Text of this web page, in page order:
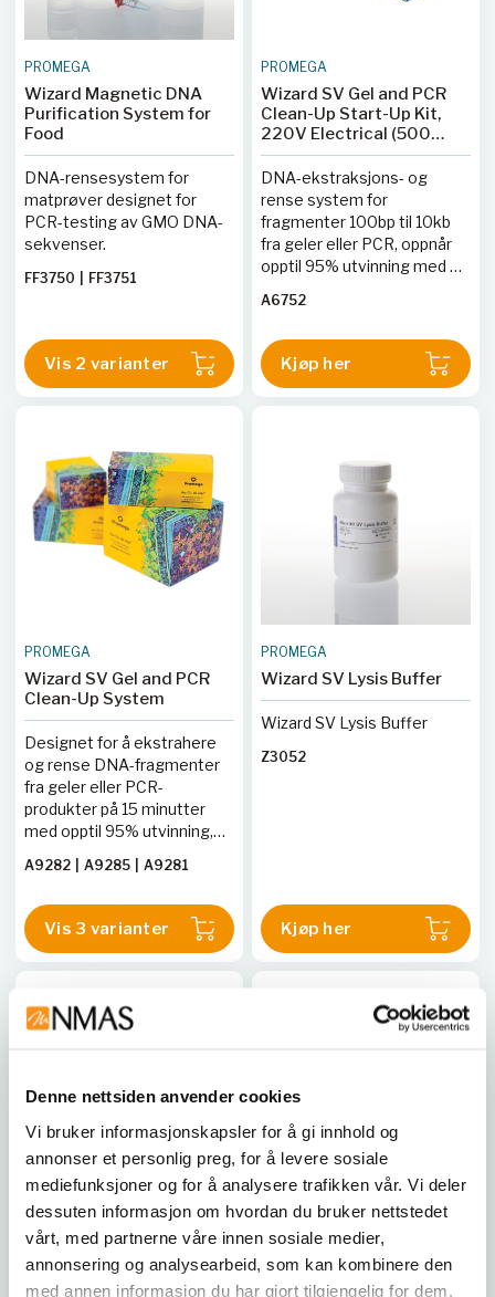
Denne nettsiden anvender cookies
Vi bruker informasjonskapsler for å gi innhold og
annonser et personlig preg, for å levere sosiale
mediefunksjoner og for å analysere trafikken vår. Vi deler
dessuten informasjon om hvordan du bruker nettstedet
vårt, med partnerne våre innen sosiale medier,
annonsering og analysearbeid, som kan kombinere den
med annen informasjon du har gjort tilgjengelig for dem,
PROMEGA
Wizard Magnetic DNA
Purification System for
Food
DNA-rensesystem for
matprøver designet for
PCR-testing av GMO DNA-
sekvenser.
FF3750 FF3751
Vis 2 varianter
PROMEGA
Wizard SV Gel and PCR
Clean-Up Start-Up Kit,
220V Electrical (500
preps, manifold and free
vacuum pump)
DNA-ekstraksjons- og
rense system for
fragmenter 100bp til 10kb
fra geler eller PCR, oppnår
opptil 95% utvinning med en
A6752
Kjøp her
PROMEGA
Wizard SV Gel and PCR
Clean-Up System
Designet for å ekstrahere
og rense DNA-fragmenter
fra geler eller PCR-
produkter på 15 minutter
med opptil 95% utvinning,
sekvensering og kloning.
A9282 A9285 A9281
Vis 3 varianter
PROMEGA
Wizard SV Lysis Buffer
Wizard SV Lysis Buffer
Z3052
Kjøp her
PROMEGA
Y Chromosome Deletion
Detection System,
Version 2.0
PROMEGA
dATP
Høykvalitets dNTP-er med